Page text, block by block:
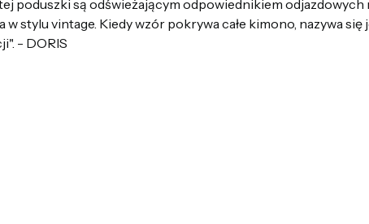
poduszki są odświeżającym odpowiednikiem
stylu vintage. Kiedy wzór pokrywa całe kimono, nazywa się
- DORIS